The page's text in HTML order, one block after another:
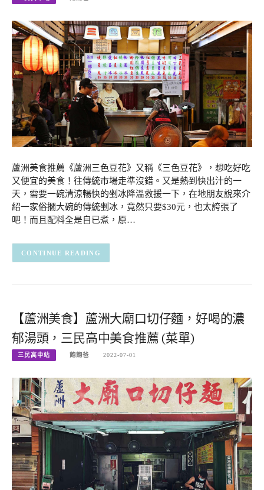
蘆洲美食推薦《蘆洲三色豆花》又稱《三色豆花》，想吃好吃
又便宜的美食！往傳統市場走準沒錯。又是熱到快出汁的一
天，需要一碗清涼暢快的剉冰降溫救援一下，在地朋友說來介
紹一家俗擱大碗的傳統剉冰，竟然只要$30元，也太誇張了
吧！而且配料全是自已煮，原…
CONTINUE READING
【蘆洲美食】蘆洲大廟口切仔麵，好喝的濃
郁湯頭，三民高中美食推薦 (菜單)
三民高中站 飽飽爸 2022-07-01